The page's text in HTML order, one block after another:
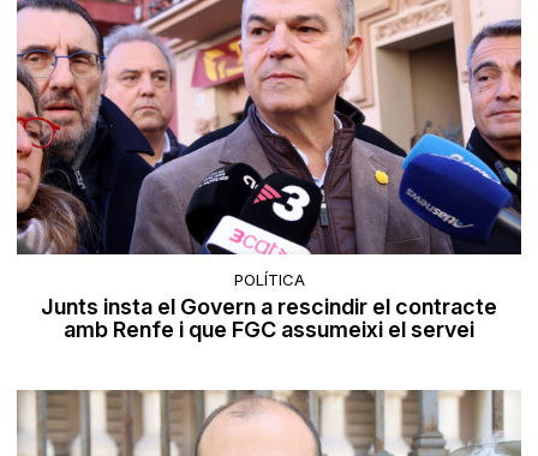
POLÍTICA
Junts insta el Govern a rescindir el contracte
amb Renfe i que FGC assumeixi el servei